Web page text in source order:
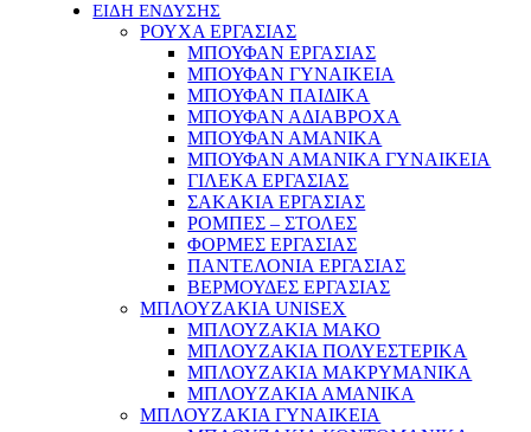
ΕΙΔΗ ΕΝΔΥΣΗΣ
ΡΟΥΧΑ ΕΡΓΑΣΙΑΣ
ΜΠΟΥΦΑΝ ΕΡΓΑΣΙΑΣ
ΜΠΟΥΦΑΝ ΓΥΝΑΙΚΕΙΑ
ΜΠΟΥΦΑΝ ΠΑΙΔΙΚΑ
ΜΠΟΥΦΑΝ ΑΔΙΑΒΡΟΧΑ
ΜΠΟΥΦΑΝ ΑΜΑΝΙΚΑ
ΜΠΟΥΦΑΝ ΑΜΑΝΙΚΑ ΓΥΝΑΙΚΕΙΑ
ΓΙΛΕΚΑ ΕΡΓΑΣΙΑΣ
ΣΑΚΑΚΙΑ ΕΡΓΑΣΙΑΣ
ΡΟΜΠΕΣ – ΣΤΟΛΕΣ
ΦΟΡΜΕΣ ΕΡΓΑΣΙΑΣ
ΠΑΝΤΕΛΟΝΙΑ ΕΡΓΑΣΙΑΣ
ΒΕΡΜΟΥΔΕΣ ΕΡΓΑΣΙΑΣ
ΜΠΛΟΥΖΑΚΙΑ UNISEX
ΜΠΛΟΥΖΑΚΙΑ ΜΑΚΟ
ΜΠΛΟΥΖΑΚΙΑ ΠΟΛΥΕΣΤΕΡΙΚΑ
ΜΠΛΟΥΖΑΚΙΑ ΜΑΚΡΥΜΑΝΙΚΑ
ΜΠΛΟΥΖΑΚΙΑ ΑΜΑΝΙΚΑ
ΜΠΛΟΥΖΑΚΙΑ ΓΥΝΑΙΚΕΙΑ